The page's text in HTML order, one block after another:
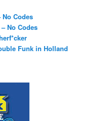
No Codes
No Codes
Funk in Holland